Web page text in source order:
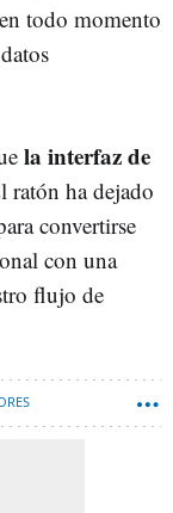
todo momento
la interfaz de
ratón ha dejado
convertirse
con una
flujo de